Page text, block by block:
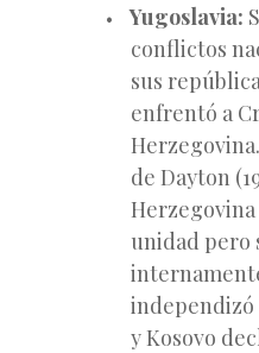
Yugoslavia:
conflictos
sus
enfrentó a
de Dayton
unidad pero
independizó
y Kosovo